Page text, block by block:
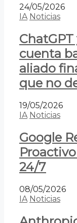
24/05/2026
IA Noticias
cuenta
aliado
que no
19/05/2026
IA Noticias
Google
24/7
08/05/2026
IA Noticias